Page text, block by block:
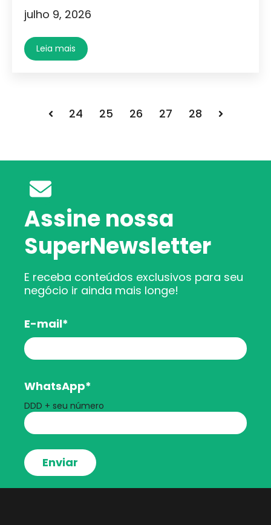
julho 9, 2026
Leia mais
Voltar
24 25 26 27 28 Próximo
Assine nossa
SuperNewsletter
E receba conteúdos exclusivos para seu
negócio ir ainda mais longe!
E-mail*
WhatsApp*
DDD + seu número